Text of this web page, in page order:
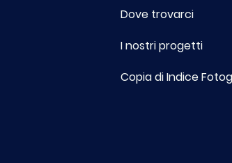
della Scuola di Italiano in
Dove trovarci
I nostri progetti
Copia di Indice